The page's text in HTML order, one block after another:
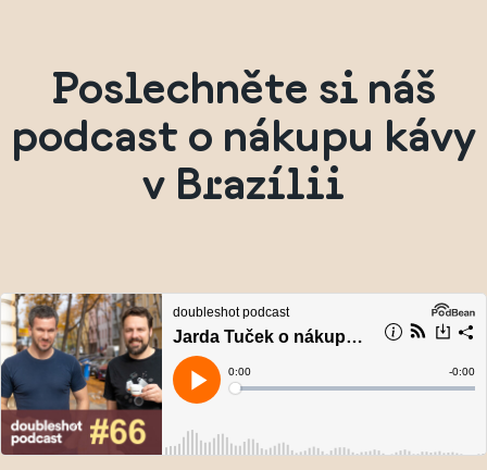
Poslechněte si náš
podcast o nákupu kávy
v Brazílii